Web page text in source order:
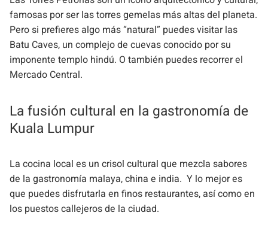
famosas por ser las torres gemelas más altas del planeta.
Pero si prefieres algo más “natural” puedes visitar las
Batu Caves, un complejo de cuevas conocido por su
imponente templo hindú. O también puedes recorrer el
Mercado Central.
La fusión cultural en la gastronomía de
Kuala Lumpur
La cocina local es un crisol cultural que mezcla sabores
de la gastronomía malaya, china e india. Y lo mejor es
que puedes disfrutarla en finos restaurantes, así como en
los puestos callejeros de la ciudad.